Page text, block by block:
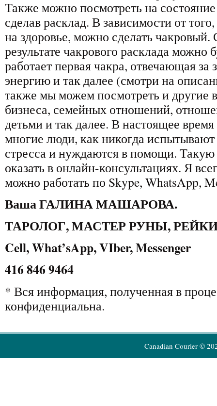
Также можно посмотреть на состояние
сделав расклад. В зависимости от
на здоровье, можно сделать чакровый.
результате чакрового расклада можно
работает первая чакра, отвечающая
энергию и так далее (смотри на
также мы можем посмотреть и другие
бизнеса, семейных отношений,
детьми и так далее. В настоящее
многие люди, как никогда
стресса и нуждаются в помощи.
оказать в онлайн-консультациях. Я
можно работать по Skype, WhatsApp,
Ваша ГАЛИНА МАШАРОВА.
ТАРОЛОГ, МАСТЕР РУНЫ,
Cell, What’sApp, VIber, Messenger
416 846 9464
* Вся информация, полученная в
конфиденциальна.
Canadian Courier ©